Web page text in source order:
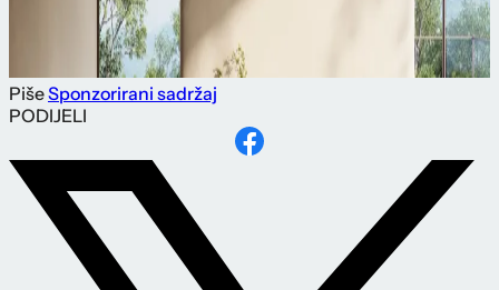
PišeSponzorirani sadržaj
PODIJELI